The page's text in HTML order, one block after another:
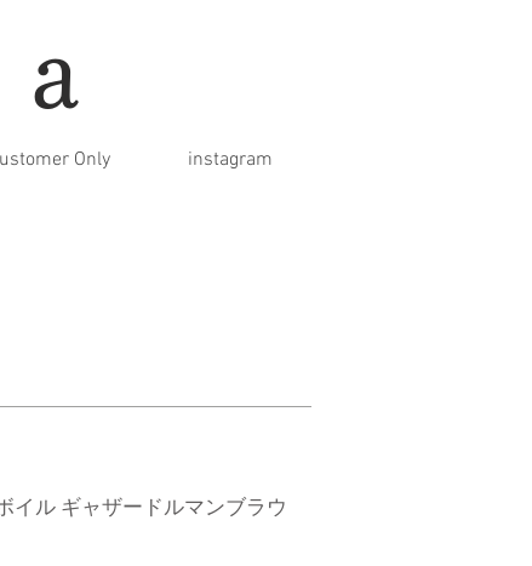
Only instagram
イル ギャザードルマンブラウ